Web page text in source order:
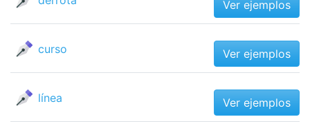
Ver ejemplos
curso Ver ejemplos
línea Ver ejemplos